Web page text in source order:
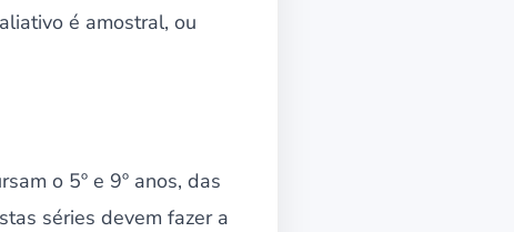
é amostral, ou
o 5º e 9º anos, das
séries devem fazer a